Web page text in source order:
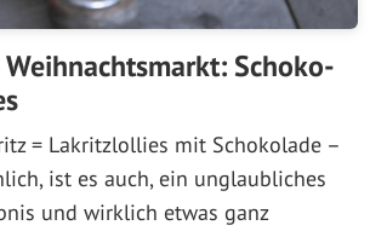
Schoko-
= Lakritzlollies mit Schokolade –
ist es auch, ein unglaubliches
und wirklich etwas ganz